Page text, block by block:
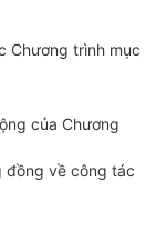
Chương trình mục
của Chương
đồng về công tác